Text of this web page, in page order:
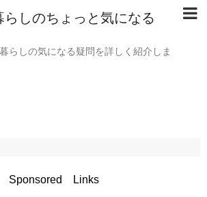
らしのちょっと気になる
らしの気になる疑問を詳しく紹介しま
Sponsored Links